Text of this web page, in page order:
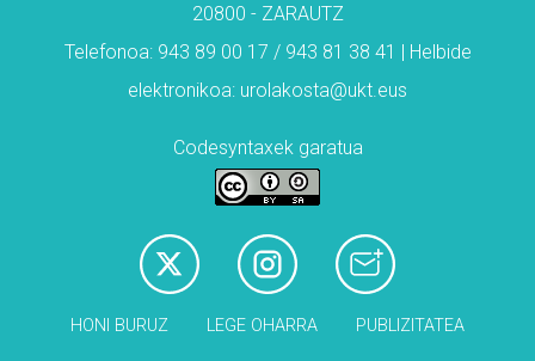
20800 - ZARAUTZ
Telefonoa: 943 89 00 17 / 943 81 38 41 | Helbide
elektronikoa: urolakosta@ukt.eus
Codesyntaxek garatua
HONI BURUZ LEGE OHARRA PUBLIZITATEA